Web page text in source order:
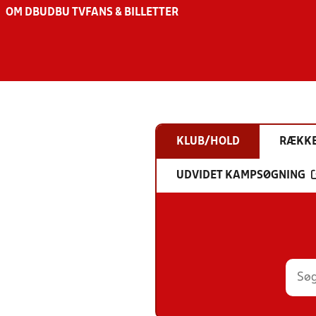
OM DBU DBU TV FANS & BILLETTER
KLUB/HOLD
UDVIDET KAMPSØGNING